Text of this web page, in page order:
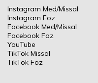
Instagram Med/Missal
Instagram Foz
Facebook Med/Missal
Facebook Foz
YouTube
TikTok Missal
TikTok Foz